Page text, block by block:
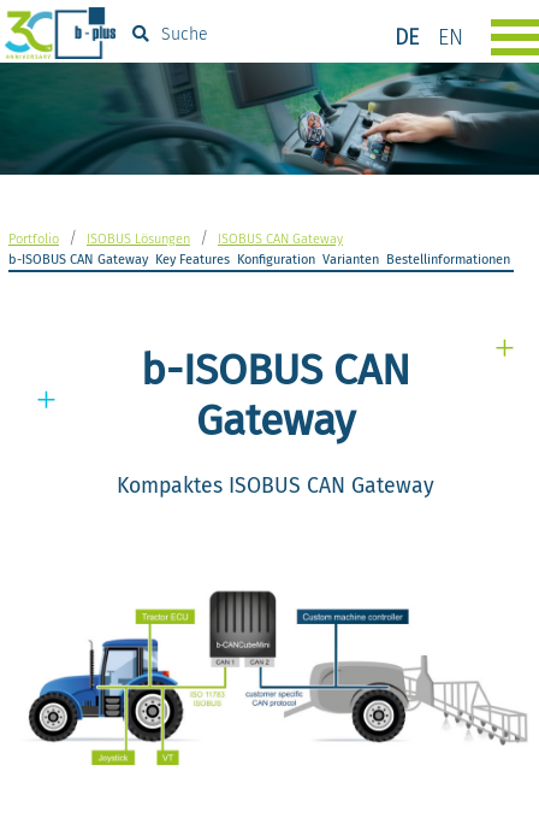
DE EN
Suche
Portfolio / ISOBUS Lösungen /
ISOBUS CAN Gateway
b-ISOBUS CAN Gateway
Key Features Konfiguration Varianten Bestellinformationen
b-ISOBUS CAN
Gateway
Kompaktes ISOBUS CAN Gateway